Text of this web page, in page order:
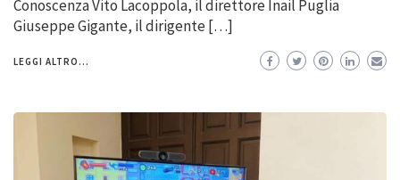
Conoscenza Vito Lacoppola, il direttore Inail Puglia
Giuseppe Gigante, il dirigente […]
LEGGI ALTRO...